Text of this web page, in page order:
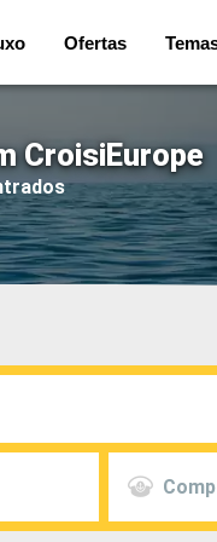
Ofertas
CroisiEurope